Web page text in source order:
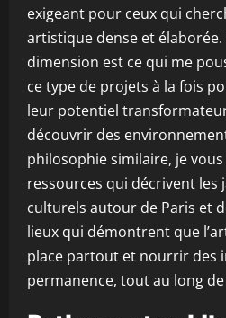
exigeant pour ceux qui
artistique dense et
dimension est ce qui me
ce type de projets à la fois
leur potentiel
découvrir des
philosophie similaire, je
ressources qui décrivent les
culturels autour de Paris et
lieux qui démontrent que
place partout et nourrir des
permanence, tout au long de